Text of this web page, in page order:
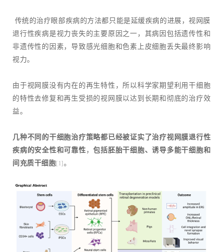
传统的治疗眼部疾病的方法都只能是延缓疾病的进展，视网膜
退行性疾病是视力丧失的主要原因之一，其病因包括遗传性和
非遗传性的因素，导致感光细胞和色素上皮细胞丢失最终影响
视力。
由于视网膜没有内在的再生特性，所以科学家期望利用干细胞
的特性去修复和再生受损的视网膜以达到长期和彻底的治疗效
益。
几种不同的干细胞治疗策略都已经被证实了治疗视网膜退行性
疾病的安全性和可靠性 ，包括胚胎干细胞、诱导多能干细胞和
间充质干细胞[1] 。